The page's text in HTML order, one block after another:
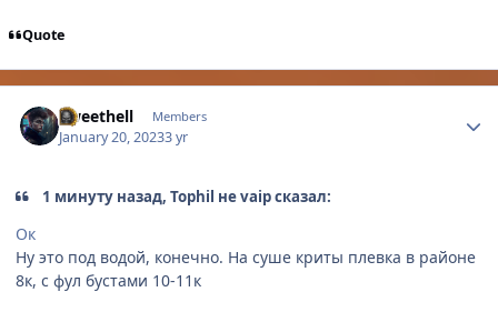
Quote
Sweethell Members
January 20, 20233 yr
1 минуту назад, Tophil не vaip сказал:
Ок
Ну это под водой, конечно. На суше криты плевка в районе
8к, с фул бустами 10-11к